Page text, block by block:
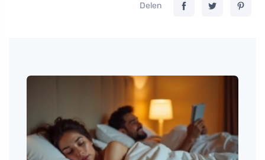
Delen